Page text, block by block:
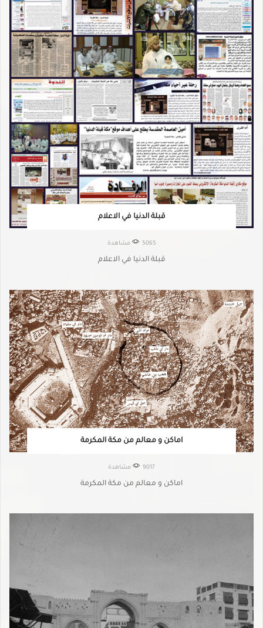
قبلة الدنيا في الاعلام
5065 مشاهدة
قبلة الدنيا في الاعلام
اماكن و معالم من مكة المكرمة
9017 مشاهدة
اماكن و معالم من مكة المكرمة